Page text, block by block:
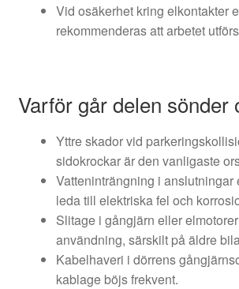
Vid osäkerhet kring elkontakter
rekommenderas att arbetet
Varför går delen sönder
Yttre skador vid
sidokrockar är den vanligaste
Vatteninträngning i anslutningar
leda till elektriska fel och
Slitage i gångjärn eller
användning, särskilt på äldre
Kabelhaveri i dörrens
kablage böjs frekvent.